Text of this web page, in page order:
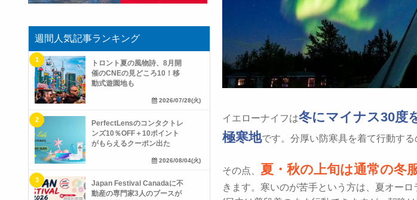
イエローナイフは冬にマイナス30度
極寒地です。分厚い防寒具を着て行動す
その点、 夏・秋の上旬は通常の冬
きます。寒いのが苦手という方は、夏オーロ
週間人気記事ランキング
トロント夏の風物詩、8月開
催のCNEの見どころ10！移
動式遊園地も
2026/07/28(火)
PerfectLensのコンタクトレ
ンズ10％OFF＋10ポイント
がもらえるクーポン出た
2026/08/04(火)
Japan Festival Canadaに不
動産の専門家3人のブースが